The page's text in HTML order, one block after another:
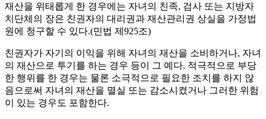
재산을 위태롭게 한 경우에는 자녀의 친족, 검사 또는 지방자
치단체의 장은 친권자의 대리권과 재산관리권 상실을 가정법
원에 청구할 수 있다.(민법 제925조)
친권자가 자기의 이익을 위해 자녀의 재산을 소비하거나, 자녀
의 재산으로 투기를 하는 경우 등이 그 예다. 적극적으로 부당
한 행위를 한 경우는 물론 소극적으로 필요한 조치를 하지 않
음으로써 자녀의 재산을 멸실 또는 감소시켰거나 그러한 위험
이 있는 경우도 포함한다.